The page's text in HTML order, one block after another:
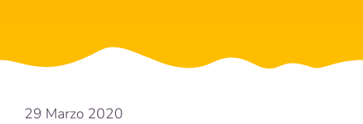
29 Marzo 2020